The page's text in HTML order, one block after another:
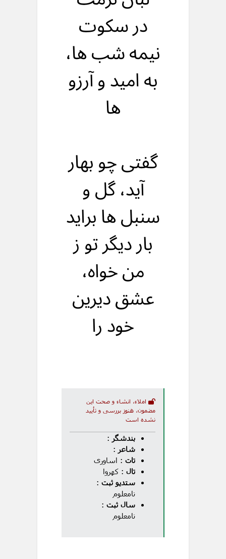
در سکوت
نيمه شب ها،
به اميد و آرزو
ها
گفتی چو بهار
آيد، گل و
سنبل ها براید
بار ديگر تو ز
من خواه،
عشق ديرين
خود را
املاء، انشاء و صحت این
مضمون، هنوز بررسی و تأیید
نشده است
بندشگر :
شاعر :
تات : اساوری
تال : کهروا
ستدیو ثبت :
نامعلوم
سال ثبت :
نامعلوم